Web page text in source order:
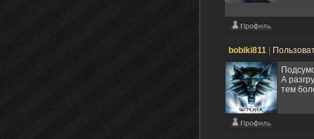
bobiki811
А
тем